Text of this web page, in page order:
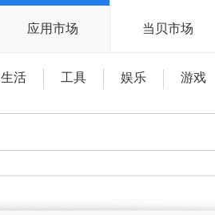
应用市场 当贝市场
生活 工具 娱乐 游戏